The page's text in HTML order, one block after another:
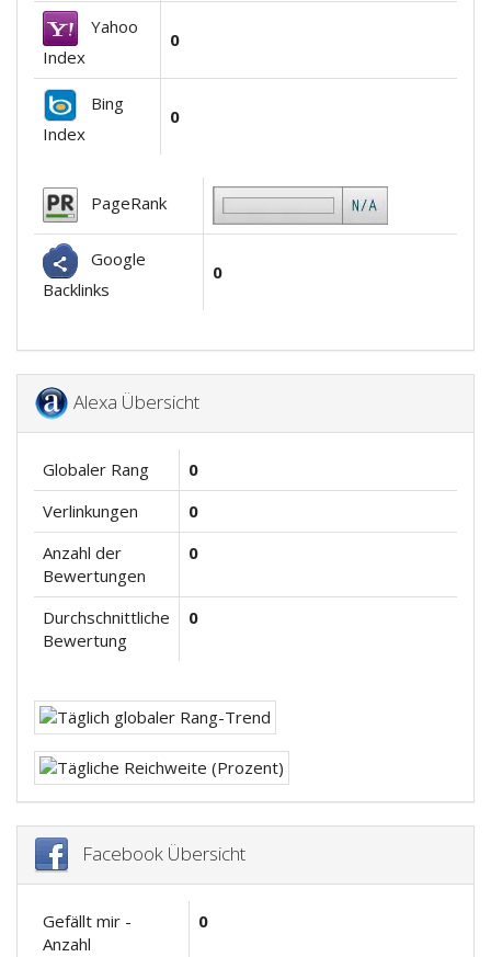
Yahoo
Index
0
Bing
Index
0
PageRank
Google
Backlinks
0
Alexa Übersicht
Globaler Rang
0
Verlinkungen
0
Anzahl der
Bewertungen
0
Durchschnittliche
Bewertung
0
Facebook Übersicht
Gefällt mir -
Anzahl
0